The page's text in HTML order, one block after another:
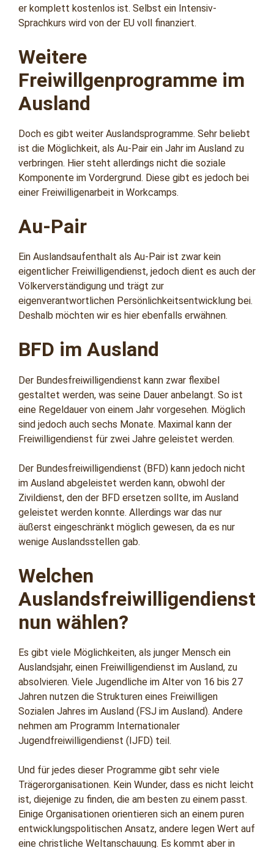
er komplett kostenlos ist. Selbst ein Intensiv-
Sprachkurs wird von der EU voll finanziert.
Weitere
Freiwillgenprogramme im
Ausland
Doch es gibt weiter Auslandsprogramme. Sehr beliebt
ist die Möglichkeit, als Au-Pair ein Jahr im Ausland zu
verbringen. Hier steht allerdings nicht die soziale
Komponente im Vordergrund. Diese gibt es jedoch bei
einer Freiwilligenarbeit in Workcamps.
Au-Pair
Ein Auslandsaufenthalt als Au-Pair ist zwar kein
eigentlicher Freiwilligendienst, jedoch dient es auch der
Völkerverständigung und trägt zur
eigenverantwortlichen Persönlichkeitsentwicklung bei.
Deshalb möchten wir es hier ebenfalls erwähnen.
BFD im Ausland
Der Bundesfreiwilligendienst kann zwar flexibel
gestaltet werden, was seine Dauer anbelangt. So ist
eine Regeldauer von einem Jahr vorgesehen. Möglich
sind jedoch auch sechs Monate. Maximal kann der
Freiwilligendienst für zwei Jahre geleistet werden.
Der Bundesfreiwilligendienst (BFD) kann jedoch nicht
im Ausland abgeleistet werden kann, obwohl der
Zivildienst, den der BFD ersetzen sollte, im Ausland
geleistet werden konnte. Allerdings war das nur
äußerst eingeschränkt möglich gewesen, da es nur
wenige Auslandsstellen gab.
Welchen
Auslandsfreiwilligendienst
nun wählen?
Es gibt viele Möglichkeiten, als junger Mensch ein
Auslandsjahr, einen Freiwilligendienst im Ausland, zu
absolvieren. Viele Jugendliche im Alter von 16 bis 27
Jahren nutzen die Strukturen eines Freiwilligen
Sozialen Jahres im Ausland (FSJ im Ausland). Andere
nehmen am Programm Internationaler
Jugendfreiwilligendienst (IJFD) teil.
Und für jedes dieser Programme gibt sehr viele
Trägerorganisationen. Kein Wunder, dass es nicht leicht
ist, diejenige zu finden, die am besten zu einem passt.
Einige Organisationen orientieren sich an einem puren
entwicklungspolitischen Ansatz, andere legen Wert auf
eine christliche Weltanschauung. Es kommt aber in